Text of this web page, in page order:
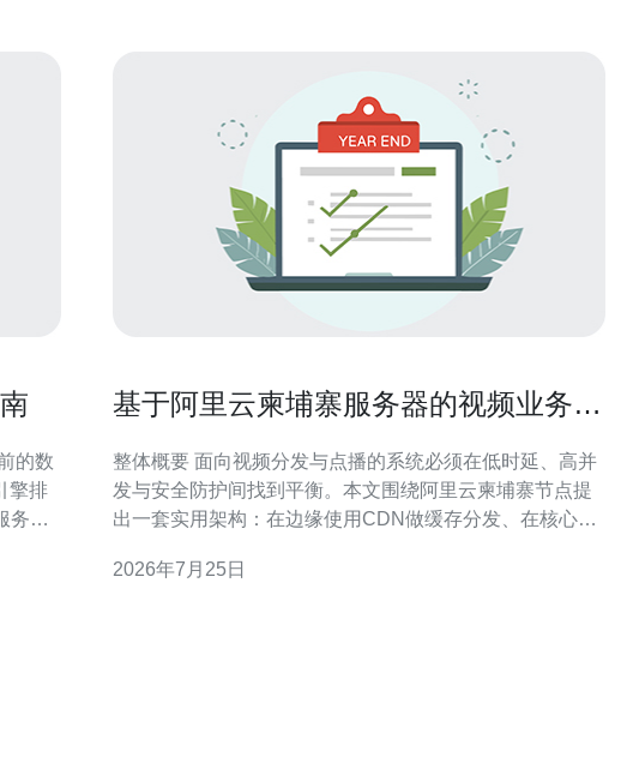
的数
擎排
务
们
基于阿里云柬埔寨服务器的视频业务架
整体概要 面向视频分发与点播的系统必须在低时延、高并
发与安全防护间找到平衡。本文围绕阿里云柬埔寨节点提
出一套实用架构：在边缘使用CDN做缓存分发、在核心使
做归档与回源、配置完善的DDoS防御与WAF保证可用
2026年7月25日